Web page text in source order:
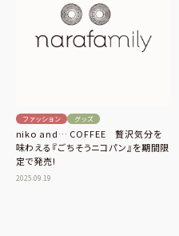
ファッション グッズ
niko and… COFFEE 贅沢気分を
味わえる『ごちそうニコパン』を期間限
定で発売!
2025.09.19